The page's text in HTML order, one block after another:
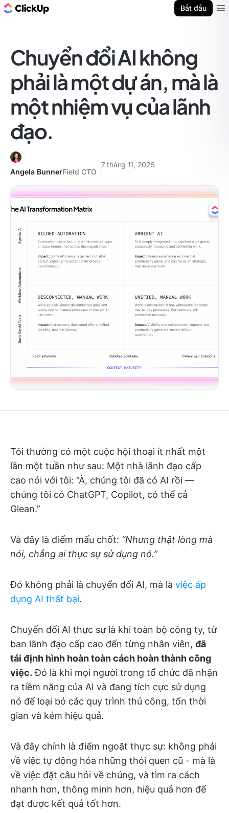
Bắt đầu
Chuyển đổi AI không
phải là một dự án, mà là
một nhiệm vụ của lãnh
đạo.
Angela BunnerField CTO
7 tháng 11, 2025
Tôi thường có một cuộc hội thoại ít nhất một
lần một tuần như sau: Một nhà lãnh đạo cấp
cao nói với tôi: “À, chúng tôi đã có AI rồi —
chúng tôi có ChatGPT, Copilot, có thể cả
Glean.”
Và đây là điểm mấu chốt: “Nhưng thật lòng mà
nói, chẳng ai thực sự sử dụng nó.”
Đó không phải là chuyển đổi AI, mà là việc áp
dụng AI thất bại.
Chuyển đổi AI thực sự là khi toàn bộ công ty, từ
ban lãnh đạo cấp cao đến từng nhân viên, đã
tái định hình hoàn toàn cách hoàn thành công
việc. Đó là khi mọi người trong tổ chức đã nhận
ra tiềm năng của AI và đang tích cực sử dụng
nó để loại bỏ các quy trình thủ công, tốn thời
gian và kém hiệu quả.
Và đây chính là điểm ngoặt thực sự: không phải
về việc tự động hóa những thói quen cũ - mà là
về việc đặt câu hỏi về chúng, và tìm ra cách
nhanh hơn, thông minh hơn, hiệu quả hơn để
đạt được kết quả tốt hơn.